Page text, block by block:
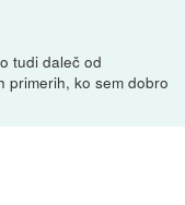
tudi daleč od
primerih, ko sem dobro